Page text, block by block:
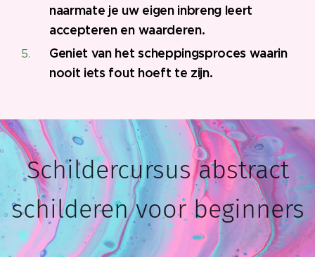
naarmate je uw eigen inbreng leert
accepteren en waarderen.
Geniet van het scheppingsproces waarin
nooit iets fout hoeft te zijn.
Schildercursus abstract
schilderen voor beginners